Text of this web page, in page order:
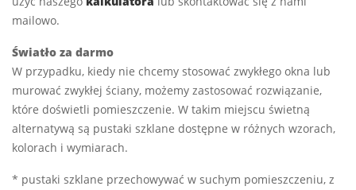
mailowo.
Światło za darmo
W przypadku, kiedy nie chcemy stosować zwykłego okna lub
murować zwykłej ściany, możemy zastosować rozwiązanie,
które doświetli pomieszczenie. W takim miejscu świetną
alternatywą są pustaki szklane dostępne w różnych wzorach,
kolorach i wymiarach.
* pustaki szklane przechowywać w suchym pomieszczeniu, z